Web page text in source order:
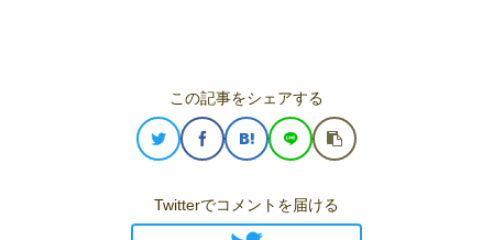
この記事をシェアする
Twitterでコメントを届ける